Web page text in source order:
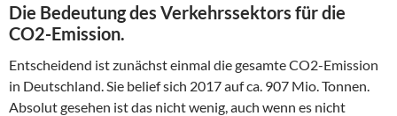
Die Bedeutung des Verkehrssektors für die
CO2-Emission.
Entscheidend ist zunächst einmal die gesamte CO2-Emission
in Deutschland. Sie belief sich 2017 auf ca. 907 Mio. Tonnen.
Absolut gesehen ist das nicht wenig, auch wenn es nicht